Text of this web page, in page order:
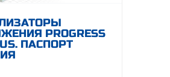
PROGRESS
ПАСПОРТ